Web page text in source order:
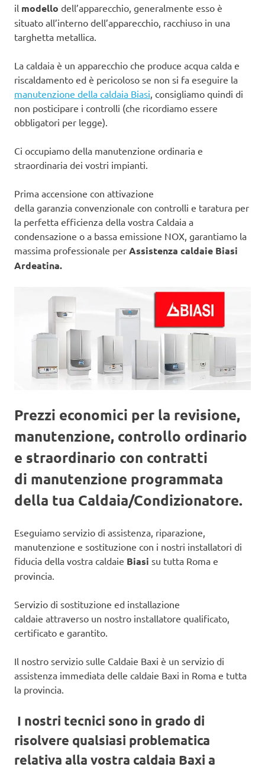
il modello dell’apparecchio, generalmente esso è
situato all’interno dell’apparecchio, racchiuso in una
targhetta metallica.
La caldaia è un apparecchio che produce acqua calda e
riscaldamento ed è pericoloso se non si fa eseguire la
manutenzione della caldaia Biasi , consigliamo quindi di
non posticipare i controlli (che ricordiamo essere
obbligatori per legge).
Ci occupiamo della manutenzione ordinaria e
straordinaria dei vostri impianti.
Prima accensione con attivazione
della garanzia convenzionale con controlli e taratura per
la perfetta efficienza della vostra Caldaia a
condensazione o a bassa emissione NOX, garantiamo la
massima professionale per Assistenza caldaie Biasi
Ardeatina.
Prezzi economici per la revisione,
manutenzione, controllo ordinario
e straordinario con contratti
di manutenzione programmata
della tua Caldaia/Condizionatore.
Eseguiamo servizio di assistenza, riparazione,
manutenzione e sostituzione con i nostri installatori di
fiducia della vostra caldaie Biasi su tutta Roma e
provincia.
Servizio di sostituzione ed installazione
caldaie attraverso un nostro installatore qualificato,
certificato e garantito.
Il nostro servizio sulle Caldaie Baxi è un servizio di
assistenza immediata delle caldaie Baxi in Roma e tutta
la provincia.
I nostri tecnici sono in grado di
risolvere qualsiasi problematica
relativa alla vostra caldaia Baxi a